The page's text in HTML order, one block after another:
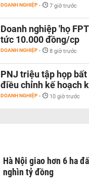
DOANH NGHIỆP - 7 giờ trước
Doanh nghiệp 'họ
tức 10.000 đồng/cp
DOANH NGHIỆP - 8 giờ trước
PNJ triệu tập họp
điều chỉnh kế hoạch
DOANH NGHIỆP - 10 giờ trước
Hà Nội giao hơn 6 ha
nghìn tỷ đồng